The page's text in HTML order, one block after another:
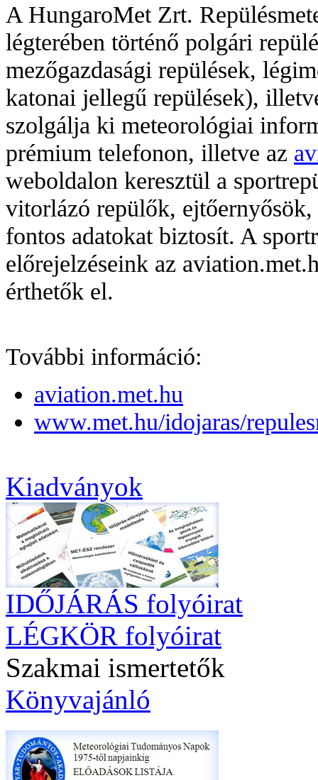
A HungaroMet Zrt.
légterében történő polgári
mezőgazdasági repülések,
katonai jellegű repülések),
szolgálja ki meteorológiai
prémium telefonon, illetve az
weboldalon keresztül a
vitorlázó repülők,
fontos adatokat biztosít. A
előrejelzéseink az
érthetők el.
További információ:
aviation.met.hu
www.met.hu/idojaras/
Kiadványok
IDŐJÁRÁS folyóirat
LÉGKÖR folyóirat
Szakmai ismertetők
Könyvajánló